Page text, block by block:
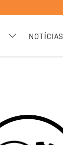
NOTÍCIAS